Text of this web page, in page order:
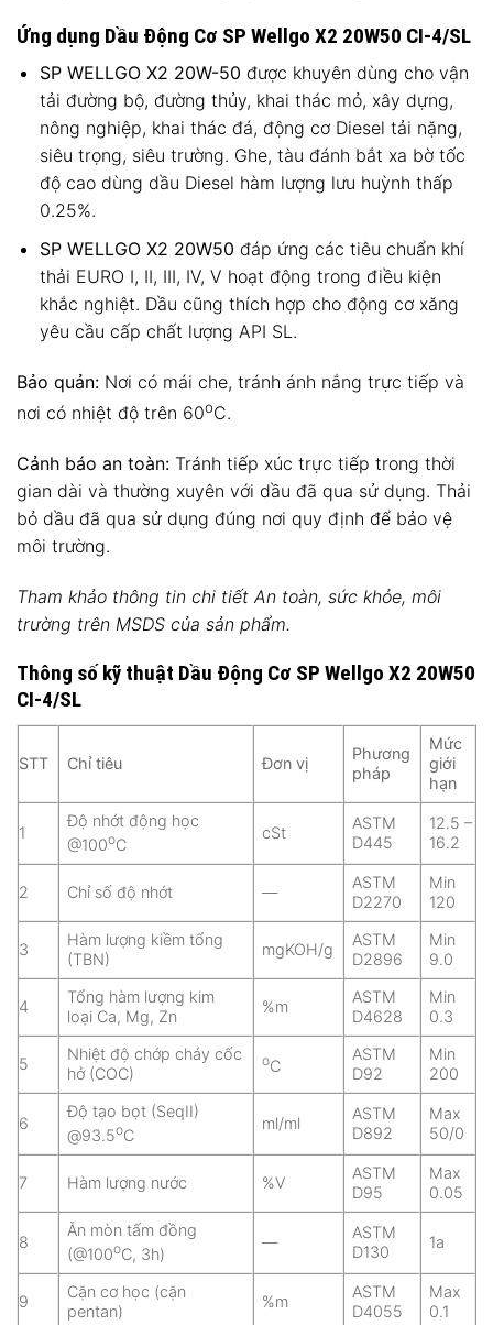
Ứng dụng Dầu Động Cơ SP Wellgo X2 20W50 CI-4/SL
SP WELLGO X2 20W-50 được khuyên dùng cho vận
tải đường bộ, đường thủy, khai thác mỏ, xây dựng,
nông nghiệp, khai thác đá, động cơ Diesel tải nặng,
siêu trọng, siêu trường. Ghe, tàu đánh bắt xa bờ tốc
độ cao dùng dầu Diesel hàm lượng lưu huỳnh thấp
0.25%.
SP WELLGO X2 20W50 đáp ứng các tiêu chuẩn khí
thải EURO I, II, III, IV, V hoạt động trong điều kiện
khắc nghiệt. Dầu cũng thích hợp cho động cơ xăng
yêu cầu cấp chất lượng API SL.
Bảo quản: Nơi có mái che, tránh ánh nắng trực tiếp và
nơi có nhiệt độ trên 60oC.
Cảnh báo an toàn: Tránh tiếp xúc trực tiếp trong thời
gian dài và thường xuyên với dầu đã qua sử dụng. Thải
bỏ dầu đã qua sử dụng đúng nơi quy định để bảo vệ
môi trường.
Tham khảo thông tin chi tiết An toàn, sức khỏe, môi
trường trên MSDS của sản phẩm.
Thông số kỹ thuật Dầu Động Cơ SP Wellgo X2 20W50
CI-4/SL
STT Chỉ tiêu Đơn vị
Phương
pháp
Mức
giới
hạn
1
Độ nhớt động học
@100oC
cSt
ASTM
D445
12.5 –
16.2
2 Chỉ số độ nhớt —
ASTM
D2270
Min
120
3
Hàm lượng kiềm tổng
(TBN)
mgKOH/g
ASTM
D2896
Min
9.0
4
Tổng hàm lượng kim
loại Ca, Mg, Zn
%m
ASTM
D4628
Min
0.3
5
Nhiệt độ chớp cháy cốc
hở (COC)
oC
ASTM
D92
Min
200
6
Độ tạo bọt (SeqII)
@93.5oC
ml/ml
ASTM
D892
Max
50/0
7 Hàm lượng nước %V
ASTM
D95
Max
0.05
8
Ăn mòn tấm đồng
(@100oC, 3h)
—
ASTM
D130
1a
9
Cặn cơ học (cặn
pentan)
%m
ASTM
D4055
Max
0.1